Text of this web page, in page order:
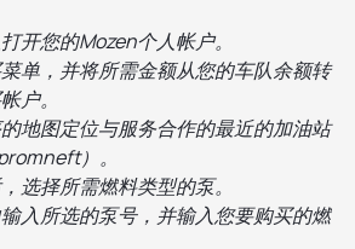
开您的Mozen个人帐户。
单，并将所需金额从您的车队余额转
户。
地图定位与服务合作的最近的加油站
）。
选择所需燃料类型的泵。
入所选的泵号，并输入您要购买的燃